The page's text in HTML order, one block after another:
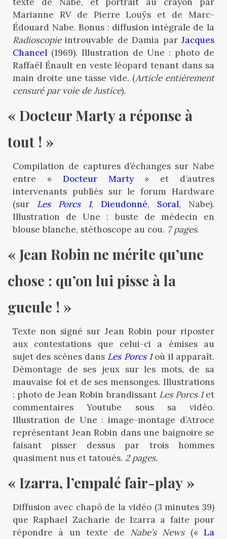
Marianne RV de Pierre Louÿs et de Marc-
Édouard Nabe. Bonus : diffusion intégrale de la
Radioscopieintrouvable de Damia par Jacques
Chancel (1969). Illustration de Une : photo de
Raffaël Énault en veste léopard tenant dans sa
main droite une tasse vide. (Article entièrement
censuré par voie de Justice).
« Docteur Marty a réponse à
tout ! »
Compilation de captures d’échanges sur Nabe
entre « Docteur Marty» et d’autres
intervenants publiés sur le forum Hardware
(sur Les Porcs 1, Dieudonné, Soral, Nabe).
Illustration de Une : buste de médecin en
blouse blanche, stéthoscope au cou. 7 pages.
« Jean Robin ne mérite qu’une
chose : qu’on lui pisse à la
gueule ! »
Texte non signé sur Jean Robin pour riposter
aux contestations que celui-ci a émises au
sujet des scènes dans Les Porcs1où il apparaît.
Démontage de ses jeux sur les mots, de sa
mauvaise foi et de ses mensonges. Illustrations
: photo de Jean Robin brandissant Les Porcs 1et
commentaires Youtube sous sa vidéo.
Illustration de Une : image-montage d’Atroce
représentant Jean Robin dans une baignoire se
faisant pisser dessus par trois hommes
quasiment nus et tatoués. 2 pages.
« Izarra, l’empalé fair-play »
Diffusion avec chapô de la vidéo (3 minutes 39)
que Raphael Zacharie de Izarra a faite pour
répondre à un texte de Nabe’s News(« La